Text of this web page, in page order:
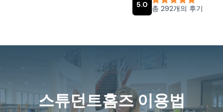
스튜던트홈즈 이용법